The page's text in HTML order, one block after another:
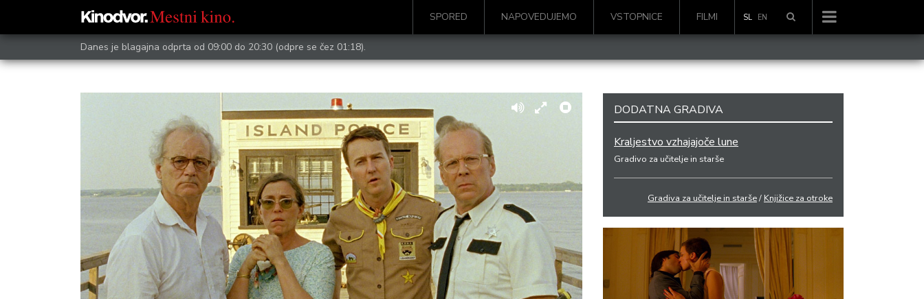
SPORED NAPOVEDUJEMO VSTOPNICE FILMI SL EN
Danes je blagajna odprta od 09:00 do 20:30 (odpre se čez 01:18).
DODATNA GRADIVA
Kraljestvo vzhajajoče lune
Gradivo za učitelje in starše
Gradiva za učitelje in starše/ Knjižice za otroke